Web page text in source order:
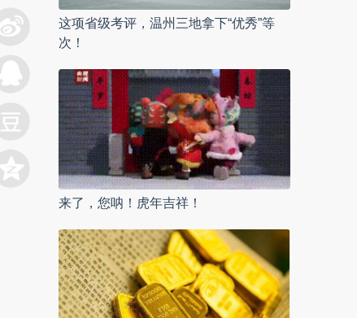
这项省级考评，温州三地拿下“优秀”等
次！
来了，您呐！虎年吉祥！